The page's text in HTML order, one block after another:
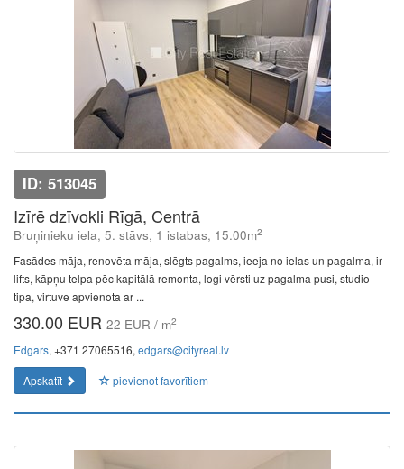
ID: 513045
Izīrē dzīvokli Rīgā, Centrā
Bruņinieku iela, 5. stāvs, 1 istabas, 15.00m2
Fasādes māja, renovēta māja, slēgts pagalms, ieeja no ielas un pagalma, ir
lifts, kāpņu telpa pēc kapitālā remonta, logi vērsti uz pagalma pusi, studio
tipa, virtuve apvienota ar ...
330.00 EUR 22 EUR / m2
Edgars, +371 27065516, edgars@cityreal.lv
Apskatīt
pievienot favorītiem